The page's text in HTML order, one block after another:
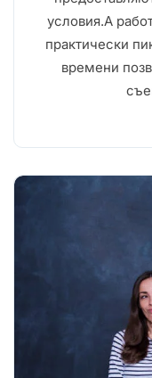
условия.А
практически
времени